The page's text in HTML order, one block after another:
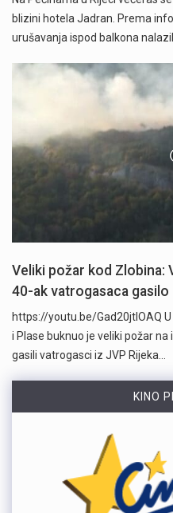
blizini hotela Jadran. Prema
urušavanja ispod balkona
Veliki požar kod Zlobina:
40-ak vatrogasaca gasilo
https://youtu.be/Gad20jtIOAQ
i Plase buknuo je veliki požar
gasili vatrogasci iz JVP Rijeka…
KINO